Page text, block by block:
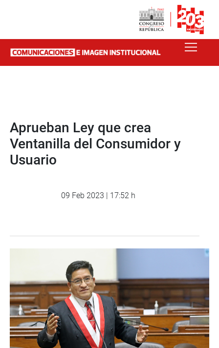
Aprueban Ley que crea
Ventanilla del Consumidor y
Usuario
09 Feb 2023 | 17:52 h